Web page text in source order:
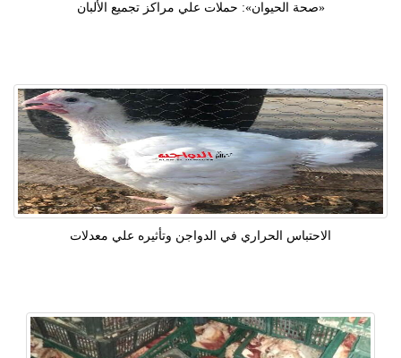
«صحة الحيوان»: حملات علي مراكز تجميع الألبان
الاحتباس الحراري في الدواجن وتأثيره علي معدلات